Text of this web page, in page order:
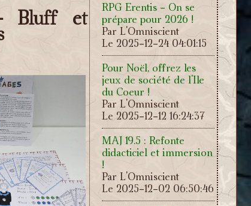
Bluff et
RPG Erentis - On se
prépare pour 2026 !
Par L'Omniscient
Le 2025-12-24 04:01:15
Pour Noël, offrez les
jeux de société de l'Ile
du Coeur !
Par L'Omniscient
Le 2025-12-12 16:24:37
MAJ 19.5 : Refonte
didacticiel et immersion
!
Par L'Omniscient
Le 2025-12-02 06:50:46